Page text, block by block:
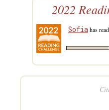
2022
Sofiahas